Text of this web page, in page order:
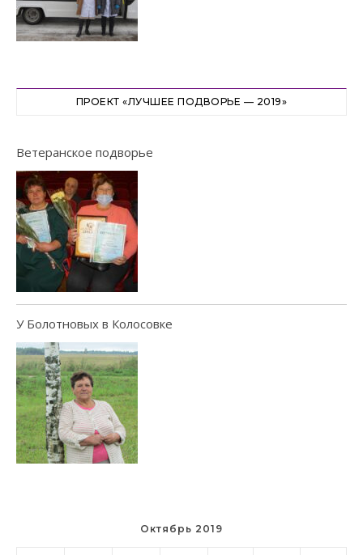
ПРОЕКТ «ЛУЧШЕЕ ПОДВОРЬЕ — 2019»
Ветеранское подворье
У Болотновых в Колосовке
Октябрь 2019